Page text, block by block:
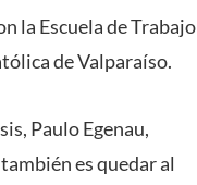
la Escuela de Trabajo
de Valparaíso.
Paulo Egenau,
es quedar al